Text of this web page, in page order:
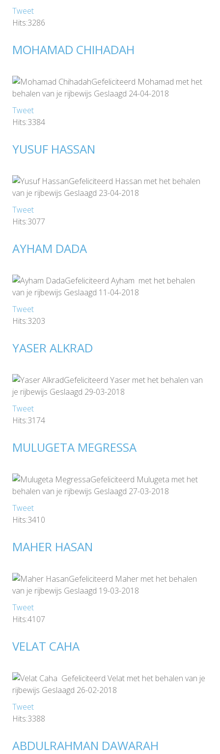
Tweet
Hits:3286
MOHAMAD CHIHADAH
Gefeliciteerd Mohamad met het
behalen van je rijbewijs Geslaagd 24-04-2018
Tweet
Hits:3384
YUSUF HASSAN
Gefeliciteerd Hassan met het behalen
van je rijbewijs Geslaagd 23-04-2018
Tweet
Hits:3077
AYHAM DADA
Gefeliciteerd Ayham met het behalen
van je rijbewijs Geslaagd 11-04-2018
Tweet
Hits:3203
YASER ALKRAD
Gefeliciteerd Yaser met het behalen van
je rijbewijs Geslaagd 29-03-2018
Tweet
Hits:3174
MULUGETA MEGRESSA
Gefeliciteerd Mulugeta met het
behalen van je rijbewijs Geslaagd 27-03-2018
Tweet
Hits:3410
MAHER HASAN
Gefeliciteerd Maher met het behalen
van je rijbewijs Geslaagd 19-03-2018
Tweet
Hits:4107
VELAT CAHA
Gefeliciteerd Velat met het behalen van je
rijbewijs Geslaagd 26-02-2018
Tweet
Hits:3388
ABDULRAHMAN DAWARAH